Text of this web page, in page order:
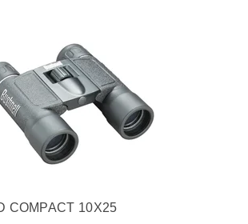
COMPACT 10X25